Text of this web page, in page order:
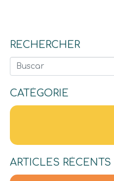
RECHERCHER
Buscar
CATÉGORIE
ARTICLES RÉCENTS